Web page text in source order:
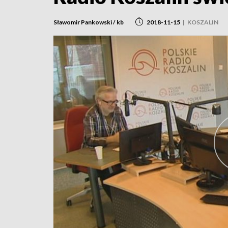
Sławomir Pankowski / kb 2018-11-15 | KOSZALIN